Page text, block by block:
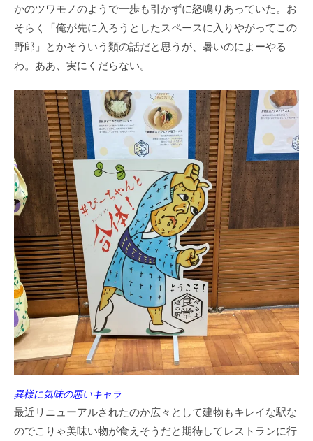
かのツワモノのようで一歩も引かずに怒鳴りあっていた。お
そらく「俺が先に入ろうとしたスペースに入りやがってこの
野郎」とかそういう類の話だと思うが、暑いのによーやる
わ。ああ、実にくだらない。
異様に気味の悪いキャラ
最近リニューアルされたのか広々として建物もキレイな駅な
のでこりゃ美味い物が食えそうだと期待してレストランに行